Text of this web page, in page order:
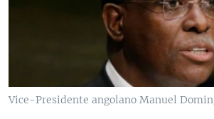
Vice-Presidente angolano Manuel